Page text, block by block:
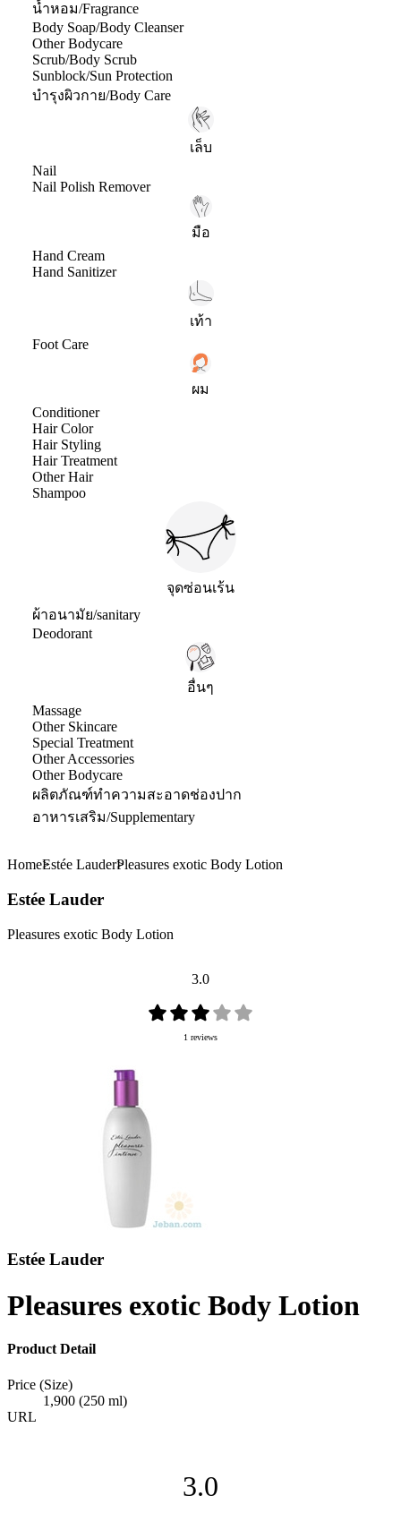
น้ำหอม/Fragrance
Body Soap/Body Cleanser
Other Bodycare
Scrub/Body Scrub
Sunblock/Sun Protection
บำรุงผิวกาย/Body Care
เล็บ
Nail
Nail Polish Remover
มือ
Hand Cream
Hand Sanitizer
เท้า
Foot Care
ผม
Conditioner
Hair Color
Hair Styling
Hair Treatment
Other Hair
Shampoo
จุดซ่อนเร้น
ผ้าอนามัย/sanitary
Deodorant
อื่นๆ
Massage
Other Skincare
Special Treatment
Other Accessories
Other Bodycare
ผลิตภัณฑ์ทำความสะอาดช่องปาก
อาหารเสริม/Supplementary
HomeEstée LauderPleasures exotic Body Lotion
Estée Lauder
Pleasures exotic Body Lotion
3.0
1 reviews
Estée Lauder
Pleasures exotic Body Lotion
Product Detail
Price (Size)
1,900 (250 ml)
URL
3.0